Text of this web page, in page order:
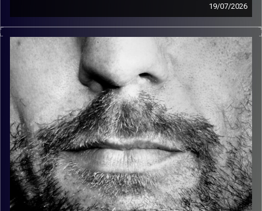
19/07/2026
זיפים, מוזיקה מחוספסת של הופעות חיות. הרבה ג'אם, רוק,
בלוז, bluegrass, ג'אז, Fאנק, פרוגרסיב ואפילו אלקטרוניקה.
כל מה שחי, אמיתי ונושם.
עם שמוליק רגב.
קרדיט תמונות: David Goehring